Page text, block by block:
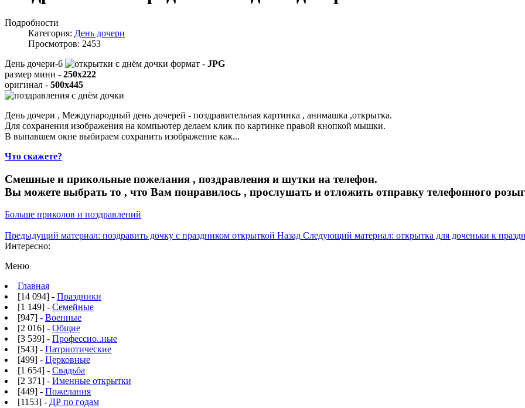
Подробности
Категория: День дочери
Просмотров: 2453
День дочери-6
формат - JPG
размер мини - 250x222
оригинал - 500x445
День дочери , Международный день дочерей - поздравительная картинка , анимашка ,открытка.
Для сохранения изображения на компьютер делаем клик по картинке правой кнопкой мышки.
В выпавшем окне выбираем сохранить изображение как...
Что скажете?
Смешные и прикольные пожелания , поздравления и шутки на телефон.
Вы можете выбрать то , что Вам понравилось , прослушать и отложить отправку телефонного
Больше приколов и поздравлений
Предыдущий материал: поздравить дочку с праздником открыткой Назад Следующий материал: открытка для доченьки к
Интересно:
Меню
Главная
[14 094] - Праздники
[1 149] - Семейные
[947] - Военные
[2 016] - Общие
[3 539] - Профессио..ные
[543] - Патриотические
[499] - Церковные
[1 654] - Свадьба
[2 371] - Именные открытки
[449] - Пожелания
[1153] - ДР по годам